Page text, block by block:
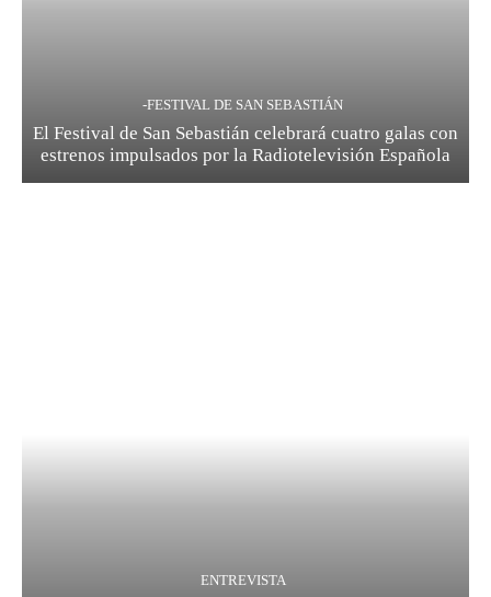
-FESTIVAL DE SAN SEBASTIÁN
El Festival de San Sebastián celebrará cuatro galas con
estrenos impulsados por la Radiotelevisión Española
ENTREVISTA